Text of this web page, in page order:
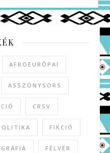
AFROEURÓPAI
ASSZONYSORS
CRSV
FIKCIÓ
FÉLVÉR